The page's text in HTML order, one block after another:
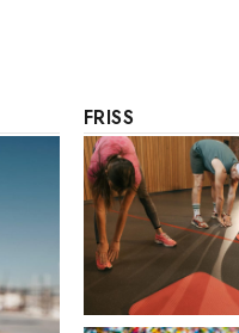
FRISS